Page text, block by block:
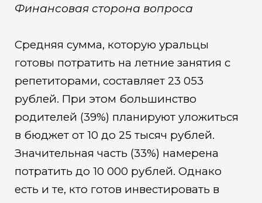
Финансовая сторона вопроса
Средняя сумма, которую уральцы
готовы потратить на летние занятия с
репетиторами, составляет 23 053
рублей. При этом большинство
родителей (39%) планируют уложиться
в бюджет от 10 до 25 тысяч рублей.
Значительная часть (33%) намерена
потратить до 10 000 рублей. Однако
есть и те, кто готов инвестировать в